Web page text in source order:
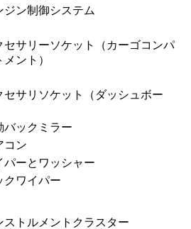
ジン制御システム
セサリーソケット（カーゴコンパ
メント）
セサリソケット（ダッシュボー
バックミラー
コン
パーとワッシャー
クワイパー
ストルメントクラスター